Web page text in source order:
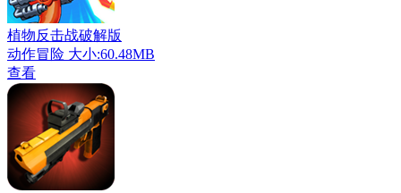
植物反击战破解版
动作冒险 大小:60.48MB
查看